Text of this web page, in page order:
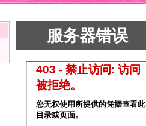
服务器错误
403 - 禁止访问: 访问
被拒绝。
您无权使用所提供的凭据查看此
目录或页面。